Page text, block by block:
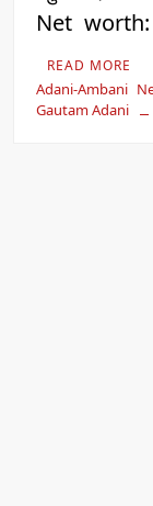
Net worth:
READ MORE
Adani-Ambani
Gautam Adani